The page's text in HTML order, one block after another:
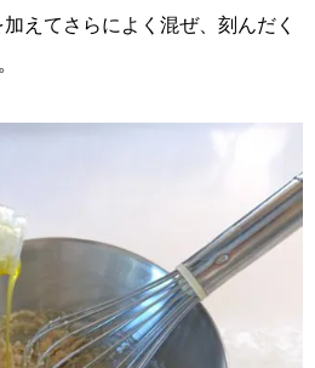
えてさらによく混ぜ、刻んだく